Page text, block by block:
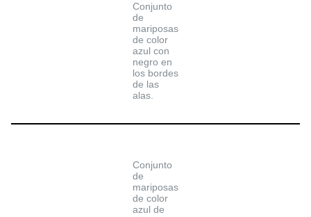
Conjunto
de
mariposas
de color
azul con
negro en
los bordes
de las
alas.
Conjunto
de
mariposas
de color
azul de